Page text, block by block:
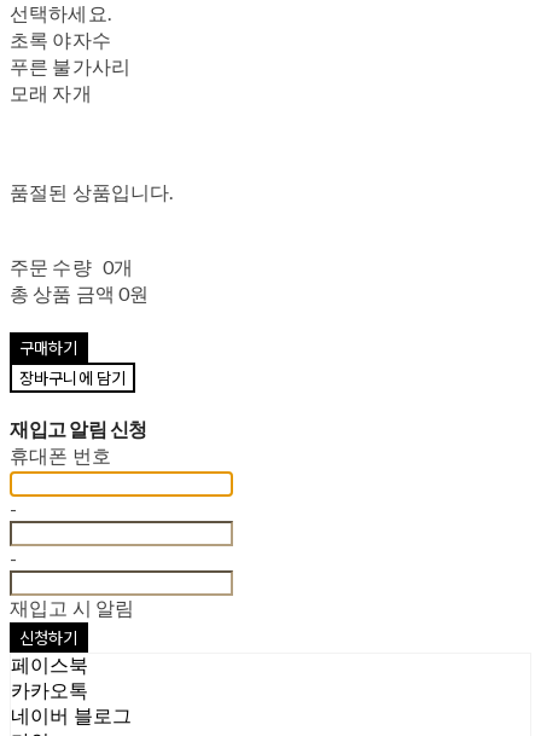
선택하세요.
초록 야자수
푸른 불가사리
모래 자개
품절된 상품입니다.
주문 수량 0개
총 상품 금액 0원
구매하기
장바구니에 담기
재입고 알림 신청
휴대폰 번호
-
-
재입고 시 알림
신청하기
페이스북
카카오톡
네이버 블로그